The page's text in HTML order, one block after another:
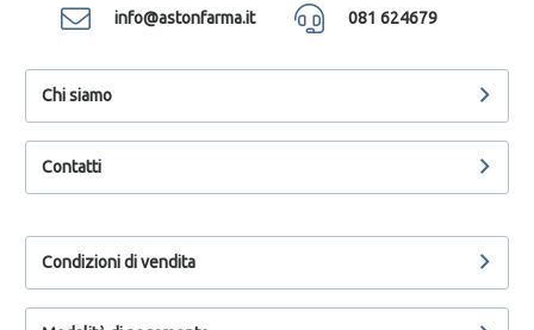
info@astonfarma.it 081 624679
Chi siamo
Contatti
Condizioni di vendita